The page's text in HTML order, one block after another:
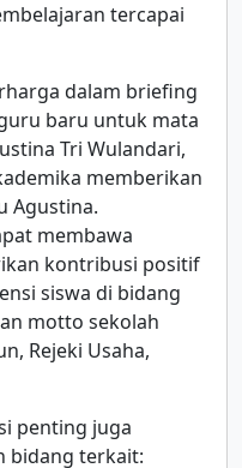
tercapai
dalam briefing
baru untuk mata
Tri Wulandari,
memberikan
Agustina.
membawa
kontribusi positif
siswa di bidang
motto sekolah
Rejeki Usaha,
penting juga
bidang terkait: